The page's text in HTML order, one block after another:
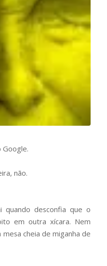
Google.
não.
quando desconfia que o
em outra xícara. Nem
cheia de miganha de